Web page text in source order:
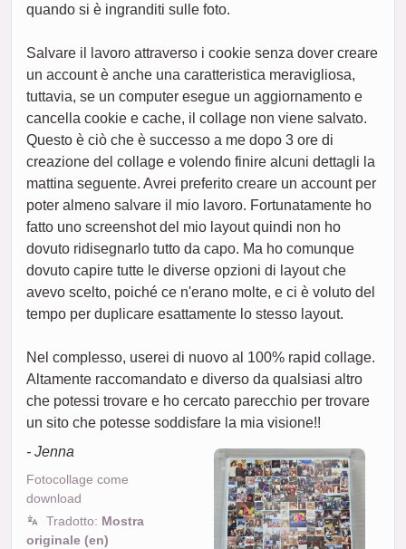
quando si è ingranditi sulle foto.
Salvare il lavoro attraverso i cookie senza dover creare
un account è anche una caratteristica meravigliosa,
tuttavia, se un computer esegue un aggiornamento e
cancella cookie e cache, il collage non viene salvato.
Questo è ciò che è successo a me dopo 3 ore di
creazione del collage e volendo finire alcuni dettagli la
mattina seguente. Avrei preferito creare un account per
poter almeno salvare il mio lavoro. Fortunatamente ho
fatto uno screenshot del mio layout quindi non ho
dovuto ridisegnarlo tutto da capo. Ma ho comunque
dovuto capire tutte le diverse opzioni di layout che
avevo scelto, poiché ce n'erano molte, e ci è voluto del
tempo per duplicare esattamente lo stesso layout.
Nel complesso, userei di nuovo al 100% rapid collage.
Altamente raccomandato e diverso da qualsiasi altro
che potessi trovare e ho cercato parecchio per trovare
un sito che potesse soddisfare la mia visione!!
- Jenna
Fotocollage come
download
Tradotto: Mostra
originale (en)